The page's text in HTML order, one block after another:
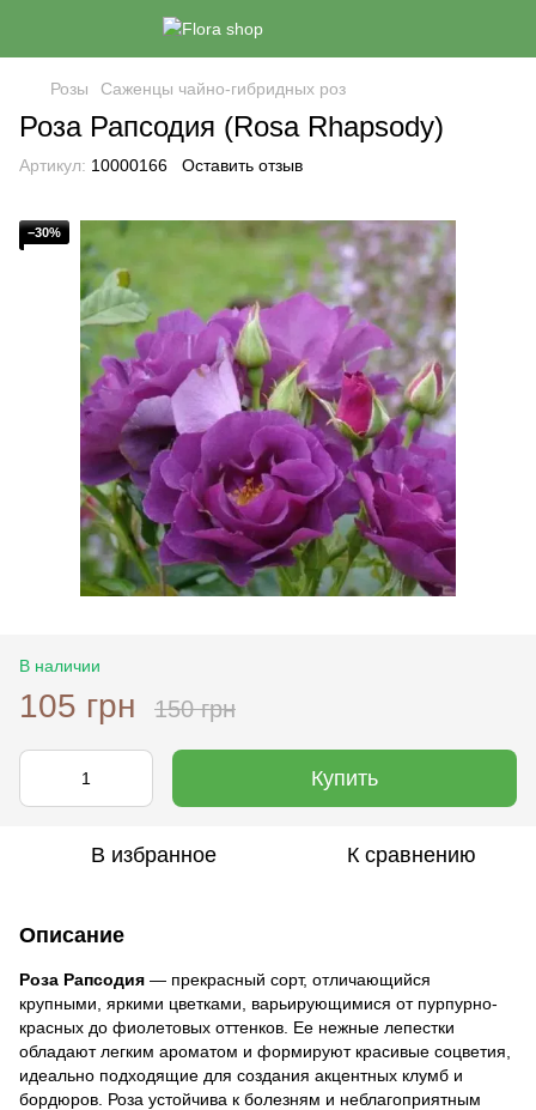
Розы Саженцы чайно-гибридных роз
Роза Рапсодия (Rosa Rhapsody)
Артикул: 10000166 Оставить отзыв
−30%
В наличии
105 грн 150 грн
Купить
В избранное К сравнению
Описание
Роза Рапсодия — прекрасный сорт, отличающийся
крупными, яркими цветками, варьирующимися от пурпурно-
красных до фиолетовых оттенков. Ее нежные лепестки
обладают легким ароматом и формируют красивые соцветия,
идеально подходящие для создания акцентных клумб и
бордюров. Роза устойчива к болезням и неблагоприятным